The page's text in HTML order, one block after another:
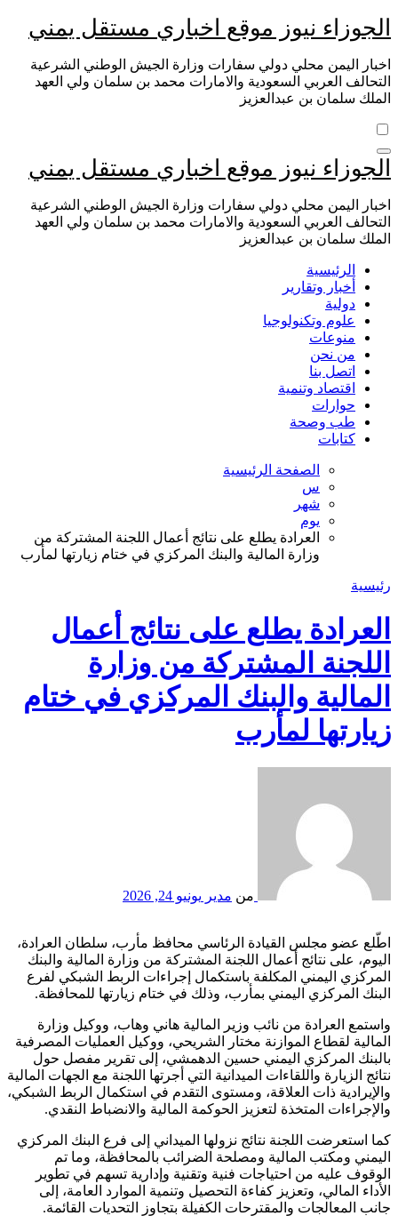
التجاوز
إلى
المحتوى
الجوزاء نيوز موقع اخباري مستقل يمني
اخبار اليمن محلي دولي سفارات وزارة الجيش الوطني الشرعية
التحالف العربي السعودية والامارات محمد بن سلمان ولي العهد
الملك سلمان بن عبدالعزيز
الجوزاء نيوز موقع اخباري مستقل يمني
اخبار اليمن محلي دولي سفارات وزارة الجيش الوطني الشرعية
التحالف العربي السعودية والامارات محمد بن سلمان ولي العهد
الملك سلمان بن عبدالعزيز
الرئيسية
أخبار وتقارير
دولية
علوم وتكنولوجيا
منوعات
من نحن
اتصل بنا
اقتصاد وتنمية
حوارات
طب وصحة
كتابات
الصفحة الرئيسية
س
شهر
يوم
العرادة يطلع على نتائج أعمال اللجنة المشتركة من
وزارة المالية والبنك المركزي في ختام زيارتها لمأرب
رئيسية
العرادة يطلع على نتائج أعمال
اللجنة المشتركة من وزارة
المالية والبنك المركزي في ختام
زيارتها لمأرب
من مدير يونيو 24, 2026
اليوم، على نتائج أعمال اللجنة المشتركة من وزارة المالية والبنك
المركزي اليمني المكلفة باستكمال إجراءات الربط الشبكي لفرع
البنك المركزي اليمني بمأرب، وذلك في ختام زيارتها للمحافظة.
واستمع العرادة من نائب وزير المالية هاني وهاب، ووكيل وزارة
المالية لقطاع الموازنة مختار الشريحي، ووكيل العمليات المصرفية
بالبنك المركزي اليمني حسين الدهمشي، إلى تقرير مفصل حول
نتائج الزيارة واللقاءات الميدانية التي أجرتها اللجنة مع الجهات المالية
والإيرادية ذات العلاقة، ومستوى التقدم في استكمال الربط الشبكي،
والإجراءات المتخذة لتعزيز الحوكمة المالية والانضباط النقدي.
كما استعرضت اللجنة نتائج نزولها الميداني إلى فرع البنك المركزي
اليمني ومكتب المالية ومصلحة الضرائب بالمحافظة، وما تم
الوقوف عليه من احتياجات فنية وتقنية وإدارية تسهم في تطوير
الأداء المالي، وتعزيز كفاءة التحصيل وتنمية الموارد العامة، إلى
جانب المعالجات والمقترحات الكفيلة بتجاوز التحديات القائمة.